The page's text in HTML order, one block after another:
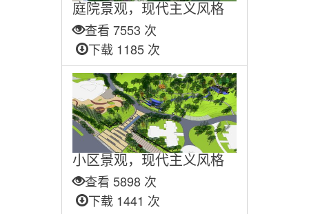
庭院景观，现代主义风格
查看 7553 次
下载 1185 次
小区景观，现代主义风格
查看 5898 次
下载 1441 次